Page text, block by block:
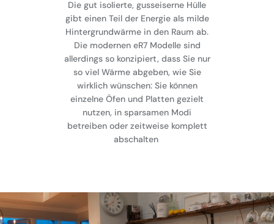
Die gut isolierte, gusseiserne Hülle
gibt einen Teil der Energie als milde
Hintergrundwärme in den Raum ab.
Die modernen eR7 Modelle sind
allerdings so konzipiert, dass Sie nur
so viel Wärme abgeben, wie Sie
wirklich wünschen: Sie können
einzelne Öfen und Platten gezielt
nutzen, in sparsamen Modi
betreiben oder zeitweise komplett
abschalten